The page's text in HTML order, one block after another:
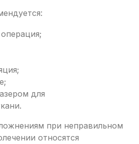
для
при неправильном
относятся